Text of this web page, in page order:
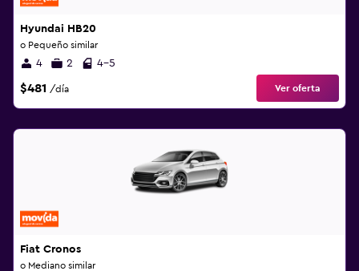
Hyundai HB20
o Pequeño similar
4 2 4-5
$481 /día Ver oferta
Fiat Cronos
o Mediano similar